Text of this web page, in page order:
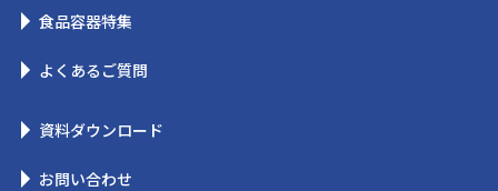
食品容器特集
よくあるご質問
資料ダウンロード
お問い合わせ